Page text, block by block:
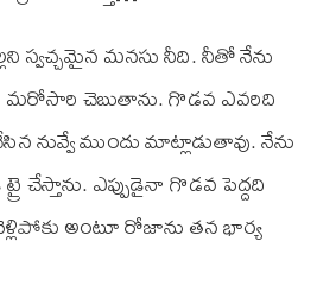
స్వచ్చమైన మనసు నీది. నీతో నేను
మరోసారి చెబుతాను. గొడవ ఎవరిది
నువ్వే ముందు మాట్లాడుతావు. నేను
చేస్తాను. ఎప్పుడైనా గొడవ పెద్దది
అంటూ రోజాను తన భార్య